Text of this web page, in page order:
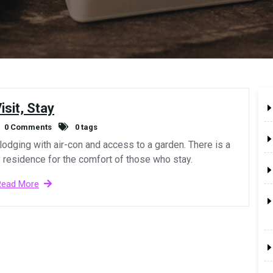
Stay
0 Comments 0 tags
with air-con and access to a garden. There is a
for the comfort of those who stay.
More